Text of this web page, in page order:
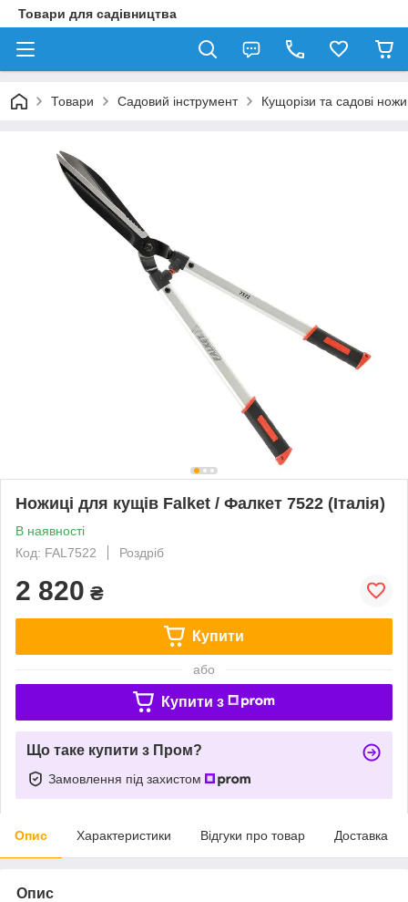
Товари для садівництва
Товари Садовий інструмент Кущорізи та садові
Ножиці для кущів Falket / Фалкет 7522 (Італія)
В наявності
Код: FAL7522
Роздріб
2 820 ₴
Купити
або
Купити з
Що таке купити з Пром?
Замовлення під захистом
Опис Характеристики Відгуки про товар Доставка
Опис